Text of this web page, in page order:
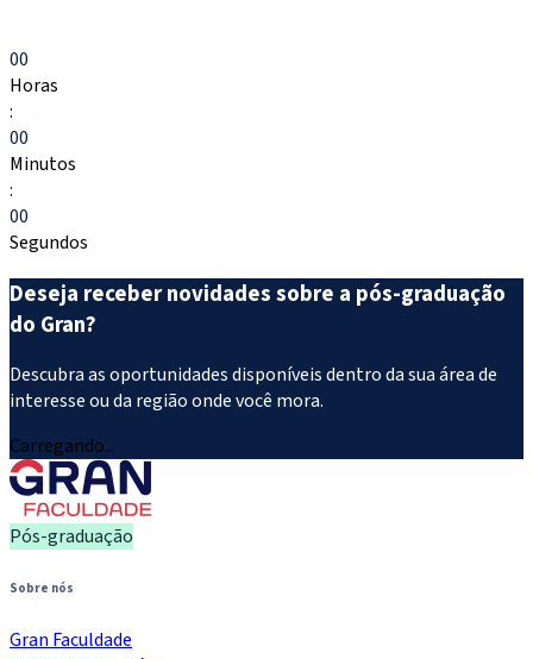
00
Horas
:
00
Minutos
:
00
Segundos
Deseja receber novidades sobre a pós-graduação
do Gran?
Descubra as oportunidades disponíveis dentro da sua área de
interesse ou da região onde você mora.
Carregando...
Pós-graduação
Sobre nós
Gran Faculdade